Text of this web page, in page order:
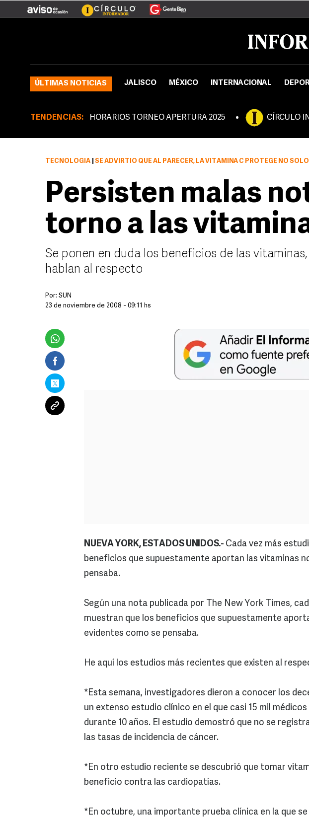
ÚLTIMAS NOTICIAS JALISCO MÉXICO INTERNACIONAL
TENDENCIAS: HORARIOS TORNEO APERTURA 2025 CÍRCULO
TECNOLOGÍA SE ADVIRTIÓ QUE AL PARECER, LA VITAMINA C PROTEGE NO SÓLO A LAS CÉLULAS SANAS SINO TAMBIÉN
Persisten malas
torno a las
Se ponen en duda los beneficios de las
hablan al respecto
Por: SUN
23 de noviembre de 2008 - 09:11 hs
NUEVA YORK, ESTADOS UNIDOS.- Cada vez más
beneficios que supuestamente aportan las vitaminas
pensaba.
Según una nota publicada por The New York Times,
muestran que los beneficios que supuestamente
evidentes como se pensaba.
He aquí los estudios más recientes que existen al
*Esta semana, investigadores dieron a conocer los
un extenso estudio clínico en el que casi 15 mil
durante 10 años. El estudio demostró que no se
las tasas de incidencia de cáncer.
*En otro estudio reciente se descubrió que tomar
beneficio contra las cardiopatías.
*En octubre, una importante prueba clínica en la que